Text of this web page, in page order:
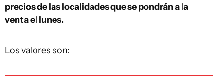
precios de las localidades que se pondrán a la
venta el lunes.
Los valores son: